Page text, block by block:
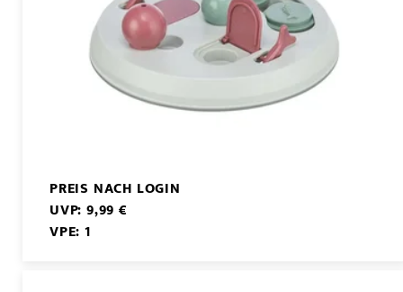
PREIS NACH LOGIN
UVP: 9,99 €
VPE: 1